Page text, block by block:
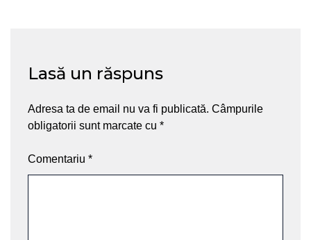
Lasă un răspuns
Adresa ta de email nu va fi publicată. Câmpurile
obligatorii sunt marcate cu *
Comentariu *